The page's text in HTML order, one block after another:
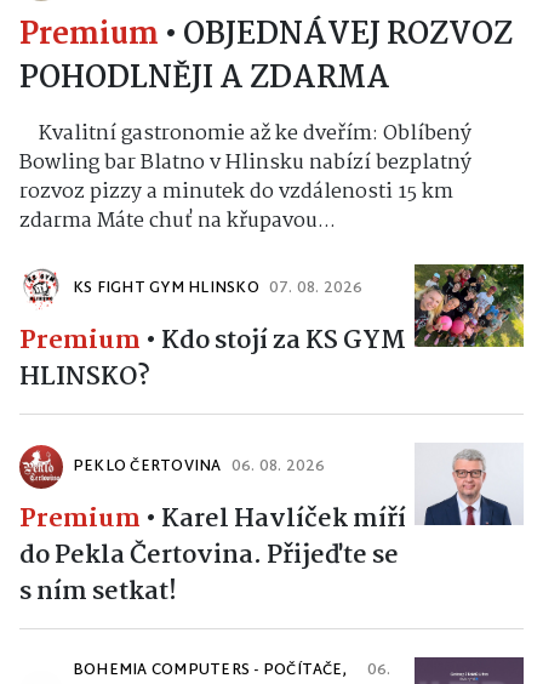
Premium • OBJEDNÁVEJ ROZVOZ
POHODLNĚJI A ZDARMA
Kvalitní gastronomie až ke dveřím: Oblíbený
Bowling bar Blatno v Hlinsku nabízí bezplatný
rozvoz pizzy a minutek do vzdálenosti 15 km
zdarma Máte chuť na křupavou...
KS FIGHT GYM HLINSKO 07. 08. 2026
Premium • Kdo stojí za KS GYM
HLINSKO?
PEKLO ČERTOVINA 06. 08. 2026
Premium • Karel Havlíček míří
do Pekla Čertovina. Přijeďte se
s ním setkat!
BOHEMIA COMPUTERS - POČÍTAČE,
06.